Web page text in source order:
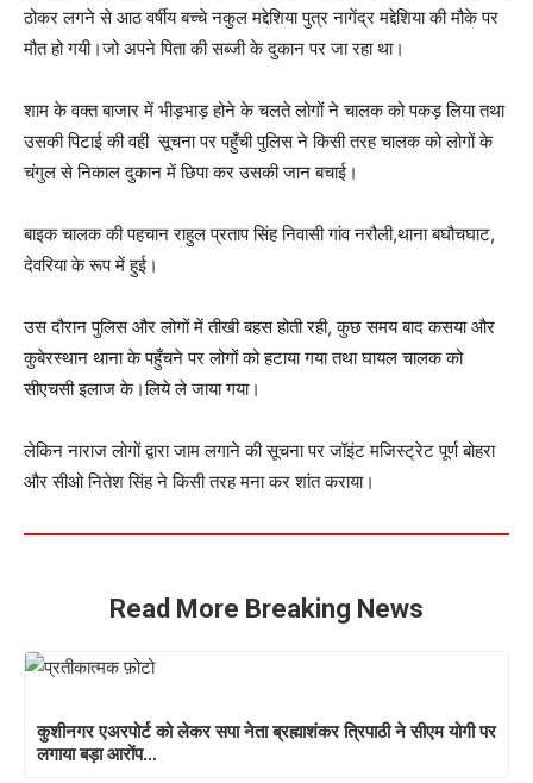
ठोकर लगने से आठ वर्षीय बच्चे नकुल मद्देशिया पुत्र नागेंद्र मद्देशिया की मौके पर
मौत हो गयी।जो अपने पिता की सब्जी के दुकान पर जा रहा था।
शाम के वक्त बाजार में भीड़भाड़ होने के चलते लोगों ने चालक को पकड़ लिया तथा
उसकी पिटाई की वही सूचना पर पहुँची पुलिस ने किसी तरह चालक को लोगों के
चंगुल से निकाल दुकान में छिपा कर उसकी जान बचाई।
बाइक चालक की पहचान राहुल प्रताप सिंह निवासी गांव नरौली,थाना बघौचघाट,
देवरिया के रूप में हुई।
उस दौरान पुलिस और लोगों में तीखी बहस होती रही, कुछ समय बाद कसया और
कुबेरस्थान थाना के पहुँचने पर लोगों को हटाया गया तथा घायल चालक को
सीएचसी इलाज के।लिये ले जाया गया।
लेकिन नाराज लोगों द्वारा जाम लगाने की सूचना पर जॉइंट मजिस्ट्रेट पूर्ण बोहरा
और सीओ नितेश सिंह ने किसी तरह मना कर शांत कराया।
Read More Breaking News
कुशीनगर एअरपोर्ट को लेकर सपा नेता ब्रह्माशंकर त्रिपाठी ने सीएम योगी पर
लगाया बड़ा आरोंप…